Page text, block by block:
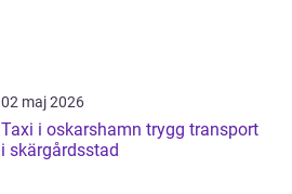
02 maj 2026
Taxi i oskarshamn trygg transport
i skärgårdsstad